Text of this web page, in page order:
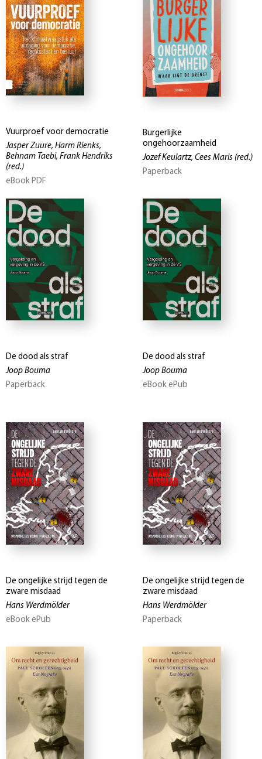
Vuurproef voor democratie
Jasper Zuure, Harm Rienks,
Behnam Taebi, Frank Hendriks
(red.)
eBook PDF
Burgerlijke
ongehoorzaamheid
Jozef Keulartz, Cees Maris (red.)
Paperback
De dood als straf
Joop Bouma
Paperback
De dood als straf
Joop Bouma
eBook ePub
De ongelijke strijd tegen de
zware misdaad
Hans Werdmölder
eBook ePub
De ongelijke strijd tegen de
zware misdaad
Hans Werdmölder
Paperback